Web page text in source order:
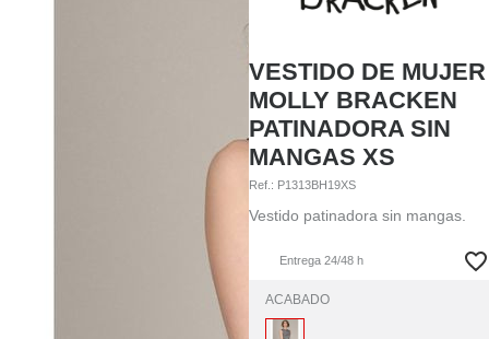
VESTIDO DE MUJER
MOLLY BRACKEN
PATINADORA SIN
MANGAS XS
Ref.: P1313BH19XS
Vestido patinadora sin mangas.
Entrega 24/48 h
ACABADO